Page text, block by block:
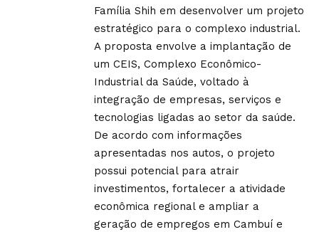
Família Shih em desenvolver um projeto
estratégico para o complexo industrial.
A proposta envolve a implantação de
um CEIS, Complexo Econômico-
Industrial da Saúde, voltado à
integração de empresas, serviços e
tecnologias ligadas ao setor da saúde.
De acordo com informações
apresentadas nos autos, o projeto
possui potencial para atrair
investimentos, fortalecer a atividade
econômica regional e ampliar a
geração de empregos em Cambuí e